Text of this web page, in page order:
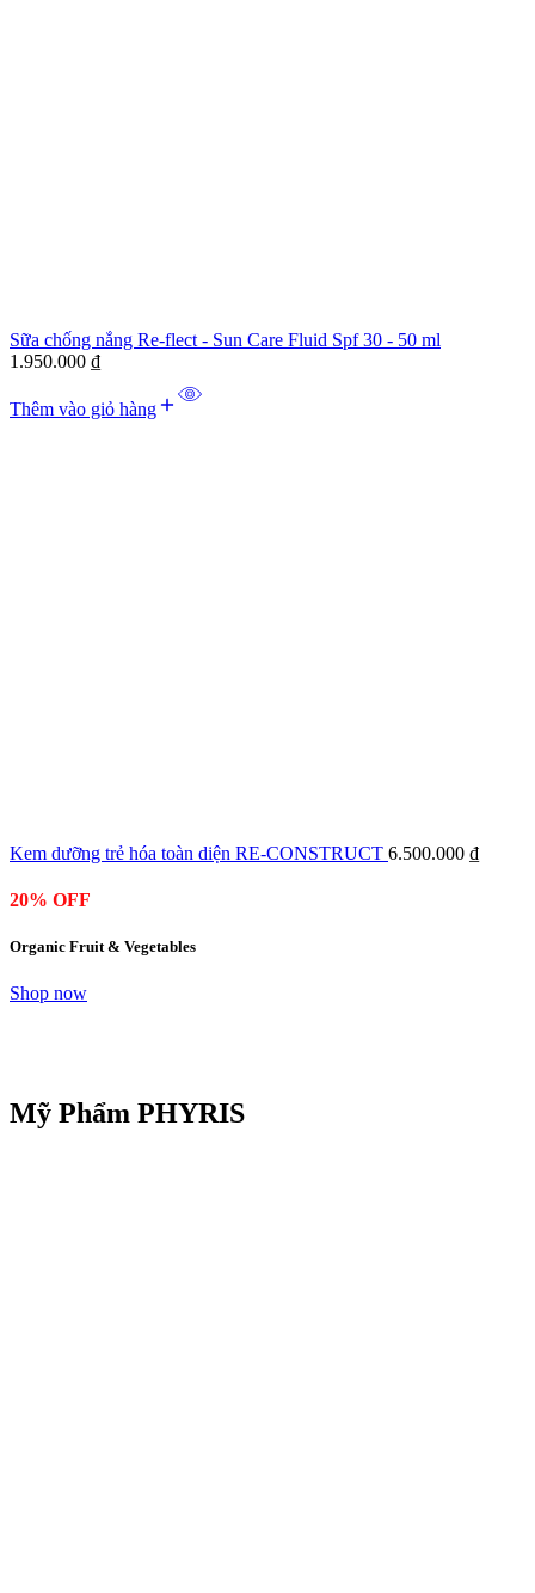
Sữa chống nắng Re-flect - Sun Care Fluid Spf 30 - 50 ml
1.950.000 ₫
Thêm vào giỏ hàng
Kem dưỡng trẻ hóa toàn diện RE-CONSTRUCT 6.500.000 ₫
20% OFF
Organic Fruit & Vegetables
Shop now
Mỹ Phẩm PHYRIS